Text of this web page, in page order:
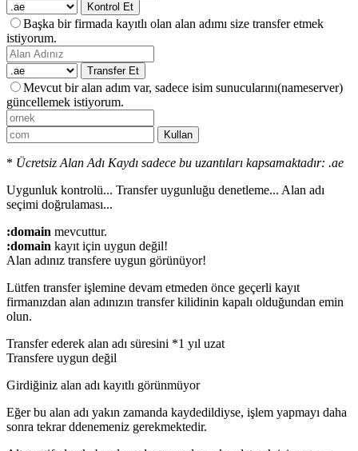
Kontrol Et
Başka bir firmada kayıtlı olan alan adımı size transfer etmek
istiyorum.
Transfer Et
Mevcut bir alan adım var, sadece isim sunucularını(nameserver)
güncellemek istiyorum.
Kullan
* Ücretsiz Alan Adı Kaydı sadece bu uzantıları kapsamaktadır: .ae
Uygunluk kontrolü... Transfer uygunluğu denetleme... Alan adı
seçimi doğrulaması...
:domain mevcuttur.
:domain kayıt için uygun değil!
Alan adınız transfere uygun görünüyor!
Lütfen transfer işlemine devam etmeden önce geçerli kayıt
firmanızdan alan adınızın transfer kilidinin kapalı olduğundan emin
olun.
Transfer ederek alan adı süresini *1 yıl uzat
Transfere uygun değil
Girdiğiniz alan adı kayıtlı görünmüyor
Eğer bu alan adı yakın zamanda kaydedildiyse, işlem yapmayı daha
sonra tekrar ddenemeniz gerekmektedir.